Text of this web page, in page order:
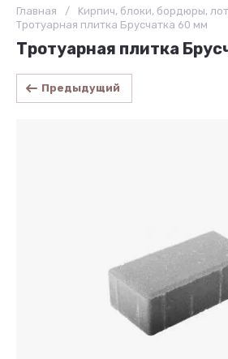
Главная / Kирпич, блоки, бордюры,
Тротуарная плитка Брусчатка 60 мм
Тротуарная плитка
Предыдущий